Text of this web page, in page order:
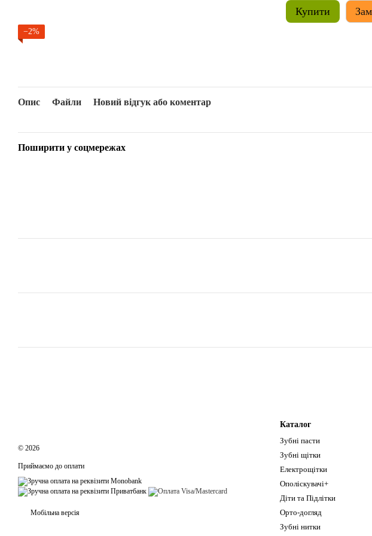
−2%
Купити
Опис Файли Новий відгук або коментар
Поширити у соцмережах
© 2026
Приймаємо до оплати
Мобільна версія
Каталог
Зубні пасти
Зубні щітки
Електрощітки
Ополіскувачі+
Діти та Підлітки
Орто-догляд
Зубні нитки